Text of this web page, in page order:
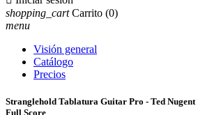
shopping_cart Carrito (0)
menu
Visión general
Catálogo
Precios
Stranglehold Tablatura Guitar Pro - Ted Nugent
Full Score